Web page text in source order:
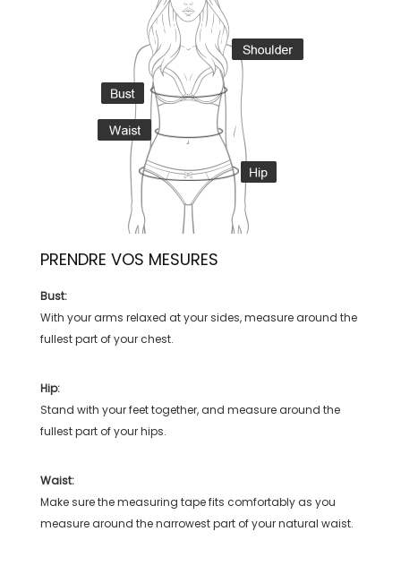
PRENDRE VOS MESURES
Bust:
With your arms relaxed at your sides, measure around the
fullest part of your chest.
Hip:
Stand with your feet together, and measure around the
fullest part of your hips.
Waist:
Make sure the measuring tape fits comfortably as you
measure around the narrowest part of your natural waist.